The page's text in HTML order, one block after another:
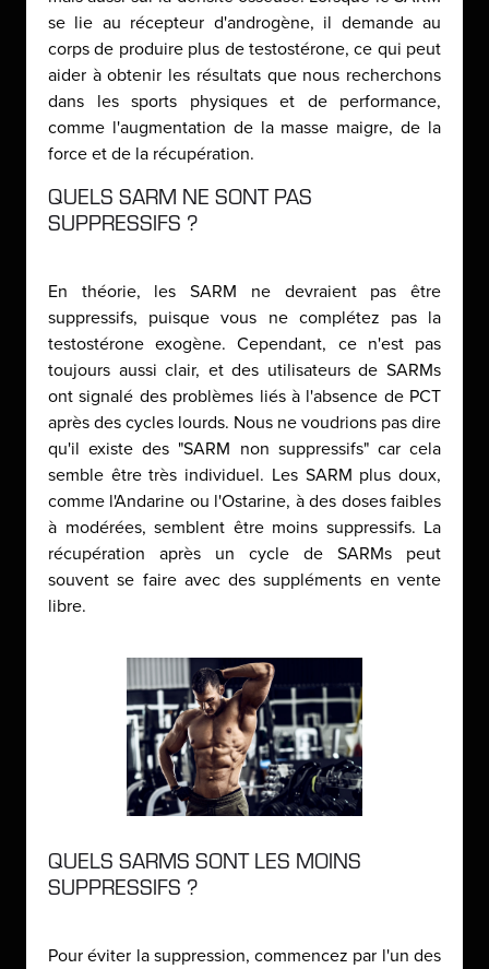
se lie au récepteur d'androgène, il demande au
corps de produire plus de testostérone, ce qui peut
aider à obtenir les résultats que nous recherchons
dans les sports physiques et de performance,
comme l'augmentation de la masse maigre, de la
force et de la récupération.
QUELS SARM NE SONT PAS
SUPPRESSIFS ?
En théorie, les SARM ne devraient pas être
suppressifs, puisque vous ne complétez pas la
testostérone exogène. Cependant, ce n'est pas
toujours aussi clair, et des utilisateurs de SARMs
ont signalé des problèmes liés à l'absence de PCT
après des cycles lourds. Nous ne voudrions pas dire
qu'il existe des "SARM non suppressifs" car cela
semble être très individuel. Les SARM plus doux,
comme l'Andarine ou l'Ostarine, à des doses faibles
à modérées, semblent être moins suppressifs. La
récupération après un cycle de SARMs peut
souvent se faire avec des suppléments en vente
libre.
QUELS SARMS SONT LES MOINS
SUPPRESSIFS ?
Pour éviter la suppression, commencez par l'un des